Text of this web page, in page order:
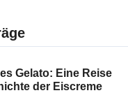
Gelato: Eine Reise
der Eiscreme